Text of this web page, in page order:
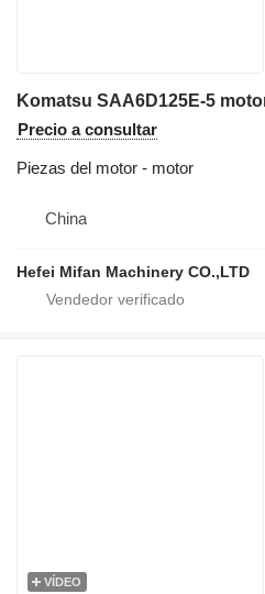
Komatsu SAA6D125E-5
Precio a consultar
Piezas del motor - motor
China
Hefei Mifan Machinery CO.,LTD
VÍDEO